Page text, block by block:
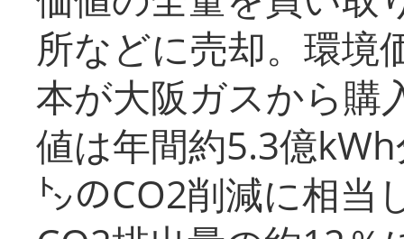
所などに売却。環境
本が大阪ガスから購
値は年間約5.3億
㌧のCO2削減に相当